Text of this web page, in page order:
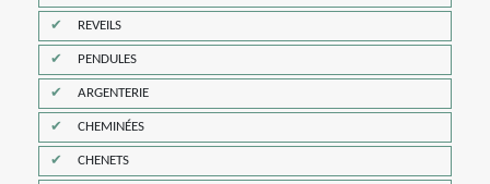
REVEILS
PENDULES
ARGENTERIE
CHEMINÉES
CHENETS